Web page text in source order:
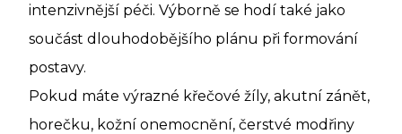
intenzivnější péči. Výborně se hodí také jako
součást dlouhodobějšího plánu při formování
postavy.
Pokud máte výrazné křečové žíly, akutní zánět,
horečku, kožní onemocnění, čerstvé modřiny